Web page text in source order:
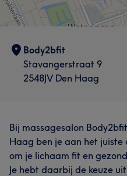
Body2bfit
Stavangerstraat 9
2548JV Den Haag
Bij massagesalon
Haag ben je aan het juiste
om je lichaam fit en
Je hebt daarbij de keuze